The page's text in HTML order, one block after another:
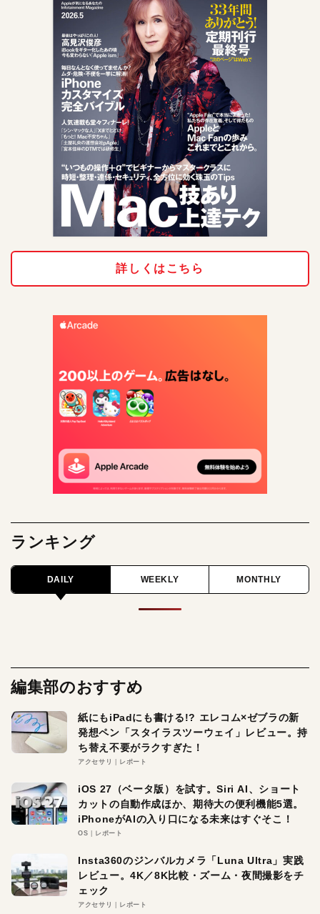
詳しくはこちら
ランキング
DAILY WEEKLY MONTHLY
編集部のおすすめ
紙にもiPadにも書ける!? エレコム×ゼブラの新
発想ペン「スタイラスツーウェイ」レビュー。持
ち替え不要がラクすぎた！
アクセサリ レポート
iOS 27（ベータ版）を試す。Siri AI、ショート
カットの自動作成ほか、期待大の便利機能5選。
iPhoneがAIの入り口になる未来はすぐそこ！
OS レポート
Insta360のジンバルカメラ「Luna Ultra」実践
レビュー。4K／8K比較・ズーム・夜間撮影をチ
ェック
アクセサリ レポート